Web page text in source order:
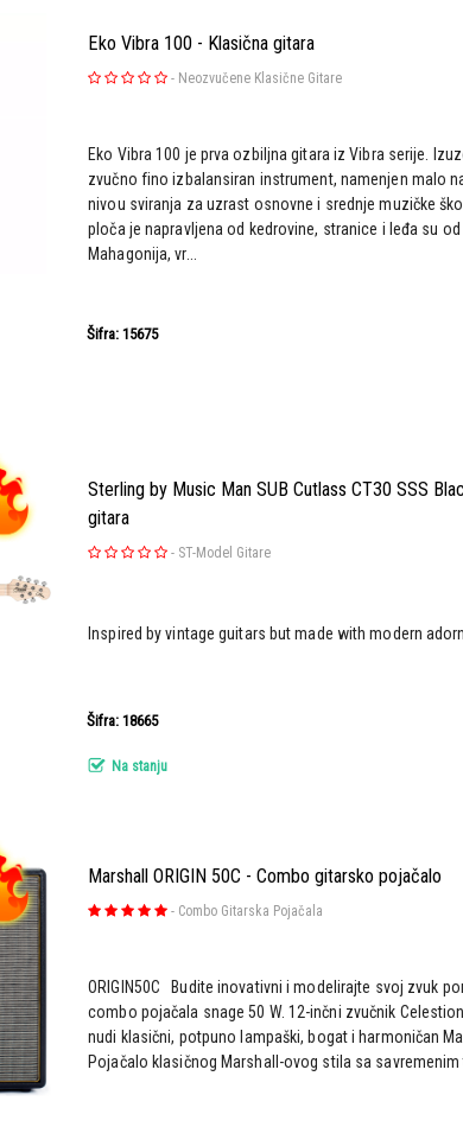
Eko Vibra 100 - Klasična gitara
- Neozvučene Klasične Gitare
Eko Vibra 100 je prva ozbiljna gitara iz Vibra serije.
zvučno fino izbalansiran instrument, namenjen malo
nivou sviranja za uzrast osnovne i srednje muzičke
ploča je napravljena od kedrovine, stranice i leđa su
Mahagonija, vr...
Šifra: 15675
Sterling by Music Man SUB Cutlass CT30 SSS
gitara
- ST-Model Gitare
Inspired by vintage guitars but made with modern
Šifra: 18665
Na stanju
Marshall ORIGIN 50C - Combo gitarsko pojačalo
- Combo Gitarska Pojačala
ORIGIN50C Budite inovativni i modelirajte svoj zvuk
combo pojačala snage 50 W. 12-inčni zvučnik
nudi klasični, potpuno lampaški, bogat i harmoničan
Pojačalo klasičnog Marshall-ovog stila sa savremenim